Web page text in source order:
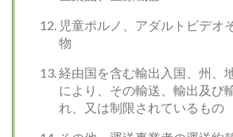
児童ポルノ、アダルトビデオ
物
経由国を含む輸出入国、州、
により、その輸送、輸出及び
れ、又は制限されているもの